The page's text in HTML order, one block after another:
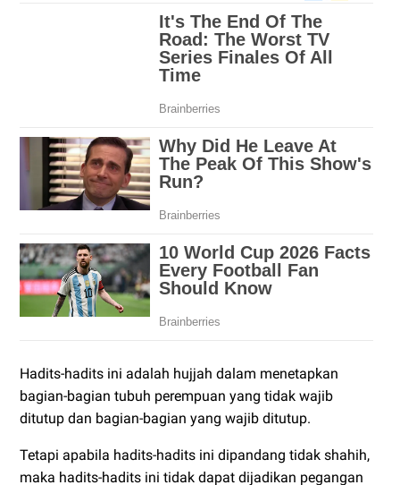
Hadits-hadits ini adalah hujjah dalam menetapkan
bagian-bagian tubuh perempuan yang tidak wajib
ditutup dan bagian-bagian yang wajib ditutup.
Tetapi apabila hadits-hadits ini dipandang tidak shahih,
maka hadits-hadits ini tidak dapat dijadikan pegangan